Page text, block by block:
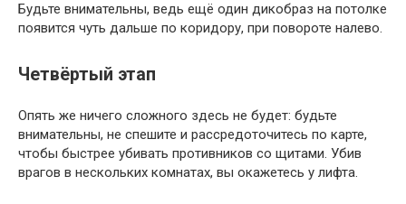
Будьте внимательны, ведь ещё один дикобраз на потолке
появится чуть дальше по коридору, при повороте налево.
Четвёртый этап
Опять же ничего сложного здесь не будет: будьте
внимательны, не спешите и рассредоточитесь по карте,
чтобы быстрее убивать противников со щитами. Убив
врагов в нескольких комнатах, вы окажетесь у лифта.